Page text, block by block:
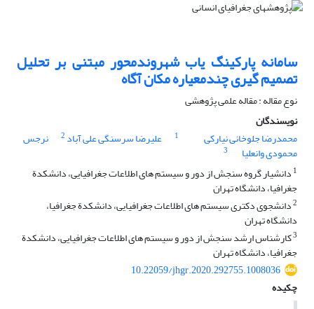
سامانه پارکینگ‏ یاب شهروندمحور مبتنی بر تحلیل
تصمیم‏ گیری چندمعیاره مکان ‏آگاه
نوع مقاله : مقاله علمی پژوهشی
نویسندگان
محمدرضا جلوخانی نیارکی
1 علیرضا سرسنگی علی آباد 2 نرجس
محمودی وانعلیا
3
1 دانشیار گروه سنجش از دور و سیستم ‏های اطلاعات جغرافیایی، دانشکدة
جغرافیا، دانشگاه تهران
2دانشجوی دکتری سیستم های اطلاعات جغرافیایی، دانشکدة جغرافیا،
دانشگاه تهران
3کارشناس ‏ارشد سنجش از دور و سیستم‏ های اطلاعات جغرافیایی، دانشکدة
جغرافیا، دانشگاه تهران
10.22059/jhgr.2020.292755.1008036
چکیده